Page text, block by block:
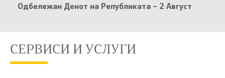
Одбележан Денот на Републиката – 2 Август
СЕРВИСИ И УСЛУГИ